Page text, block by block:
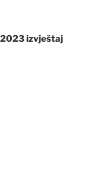
izvještaj